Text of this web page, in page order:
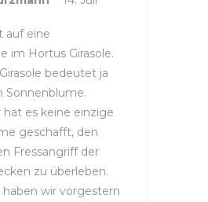
auf eine
im Hortus Girasole.
bedeutet ja
Sonnenblume.
hat es keine einzige
geschafft, den
Fressangriff der
zu überleben.
haben wir vorgestern